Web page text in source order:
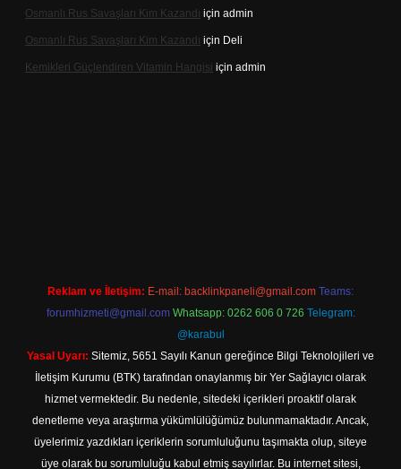
Osmanlı Rus Savaşları Kim Kazandı için admin
Osmanlı Rus Savaşları Kim Kazandı için Deli
Kemikleri Güçlendiren Vitamin Hangisi için admin
Reklam ve İletişim: E-mail: backlinkpaneli@gmail.com Teams:
forumhizmeti@gmail.com Whatsapp: 0262 606 0 726 Telegram:
@karabul
Yasal Uyarı: Sitemiz, 5651 Sayılı Kanun gereğince Bilgi Teknolojileri ve
İletişim Kurumu (BTK) tarafından onaylanmış bir Yer Sağlayıcı olarak
hizmet vermektedir. Bu nedenle, sitedeki içerikleri proaktif olarak
denetleme veya araştırma yükümlülüğümüz bulunmamaktadır. Ancak,
üyelerimiz yazdıkları içeriklerin sorumluluğunu taşımakta olup, siteye
üye olarak bu sorumluluğu kabul etmiş sayılırlar. Bu internet sitesi,